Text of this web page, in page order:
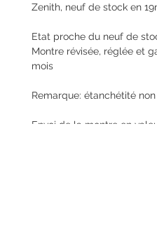
Zenith, neuf de stock en
Etat proche du neuf de
Montre révisée, réglée et
mois
Remarque: étanchétité
Envoi de la montre en